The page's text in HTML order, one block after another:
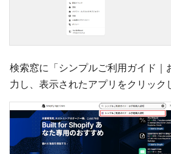
検索窓に「シンプルご利用ガイド｜
力し、表示されたアプリをクリック